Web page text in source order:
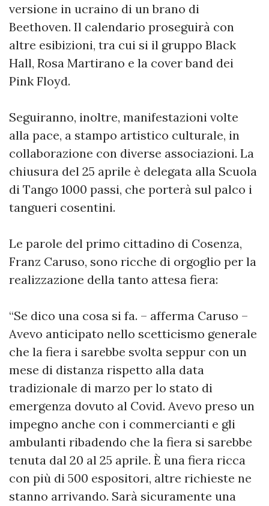
versione in ucraino di un brano di
Beethoven. Il calendario proseguirà con
altre esibizioni, tra cui si il gruppo Black
Hall, Rosa Martirano e la cover band dei
Pink Floyd.
Seguiranno, inoltre, manifestazioni volte
alla pace, a stampo artistico culturale, in
collaborazione con diverse associazioni. La
chiusura del 25 aprile è delegata alla Scuola
di Tango 1000 passi, che porterà sul palco i
tangueri cosentini.
Le parole del primo cittadino di Cosenza,
Franz Caruso, sono ricche di orgoglio per la
realizzazione della tanto attesa fiera:
“Se dico una cosa si fa. – afferma Caruso –
Avevo anticipato nello scetticismo generale
che la fiera i sarebbe svolta seppur con un
mese di distanza rispetto alla data
tradizionale di marzo per lo stato di
emergenza dovuto al Covid. Avevo preso un
impegno anche con i commercianti e gli
ambulanti ribadendo che la fiera si sarebbe
tenuta dal 20 al 25 aprile. È una fiera ricca
con più di 500 espositori, altre richieste ne
stanno arrivando. Sarà sicuramente una